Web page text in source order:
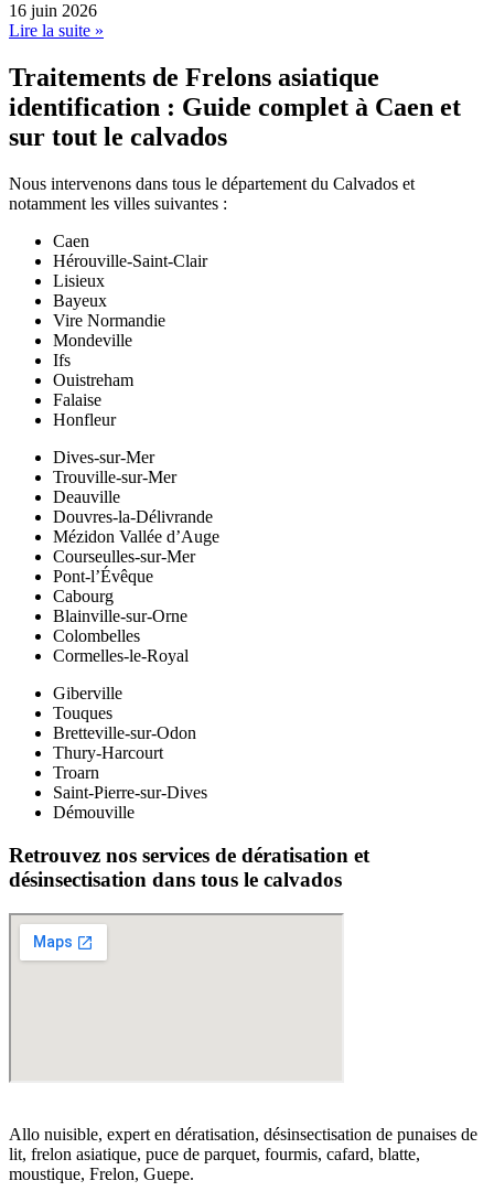
16 juin 2026
Lire la suite »
Traitements de Frelons asiatique
identification : Guide complet à Caen et
sur tout le calvados
Nous intervenons dans tous le département du Calvados et
notamment les villes suivantes :
Caen
Hérouville-Saint-Clair
Lisieux
Bayeux
Vire Normandie
Mondeville
Ifs
Ouistreham
Falaise
Honfleur
Dives-sur-Mer
Trouville-sur-Mer
Deauville
Douvres-la-Délivrande
Mézidon Vallée d’Auge
Courseulles-sur-Mer
Pont-l’Évêque
Cabourg
Blainville-sur-Orne
Colombelles
Cormelles-le-Royal
Giberville
Touques
Bretteville-sur-Odon
Thury-Harcourt
Troarn
Saint-Pierre-sur-Dives
Démouville
Retrouvez nos services de dératisation et
désinsectisation dans tous le calvados
Allo nuisible, expert en dératisation, désinsectisation de punaises de
lit, frelon asiatique, puce de parquet, fourmis, cafard, blatte,
moustique, Frelon, Guepe.